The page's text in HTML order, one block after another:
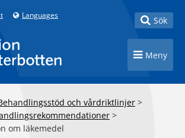
Languages Toggle
Sök
Toggle
Meny
och vårdriktlinjer >
>
om läkemedel